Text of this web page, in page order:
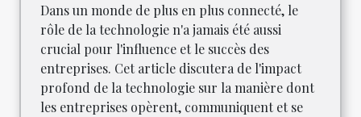
Dans un monde de plus en plus connecté, le
rôle de la technologie n'a jamais été aussi
crucial pour l'influence et le succès des
entreprises. Cet article discutera de l'impact
profond de la technologie sur la manière dont
les entreprises opèrent, communiquent et se